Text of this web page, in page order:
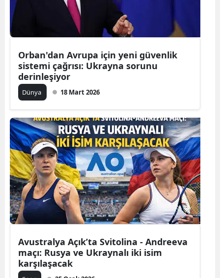
Orban'dan Avrupa için yeni güvenlik
sistemi çağrısı: Ukrayna sorunu
derinleşiyor
Dünya 18 Mart 2026
Avustralya Açık’ta Svitolina - Andreeva
maçı: Rusya ve Ukraynalı iki isim
karşılaşacak